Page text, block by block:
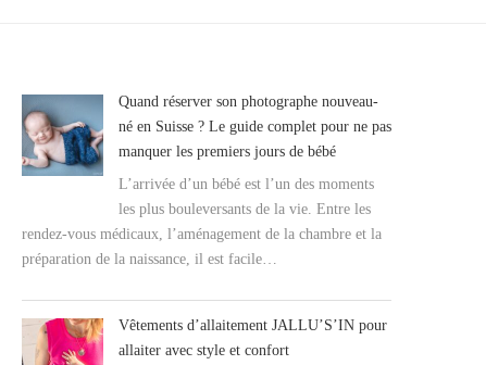
Quand réserver son photographe nouveau-
né en Suisse ? Le guide complet pour ne pas
manquer les premiers jours de bébé
L’arrivée d’un bébé est l’un des moments
les plus bouleversants de la vie. Entre les
rendez-vous médicaux, l’aménagement de la chambre et la
préparation de la naissance, il est facile…
Vêtements d’allaitement JALLU’S’IN pour
allaiter avec style et confort